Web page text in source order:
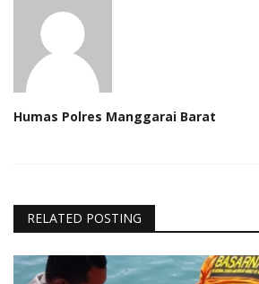
Humas Polres Manggarai Barat
RELATED POSTING